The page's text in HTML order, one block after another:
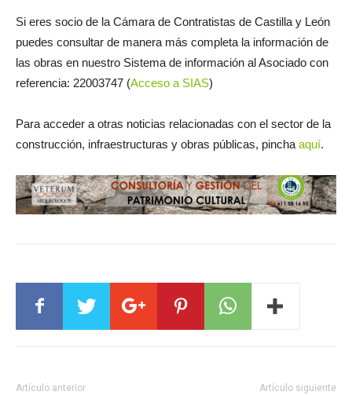
Si eres socio de la Cámara de Contratistas de Castilla y León
puedes consultar de manera más completa la información de
las obras en nuestro Sistema de información al Asociado con
referencia: 22003747 (Acceso a SIAS)
Para acceder a otras noticias relacionadas con el sector de la
construcción, infraestructuras y obras públicas, pincha aquí.
Artículo anterior Artículo siguiente